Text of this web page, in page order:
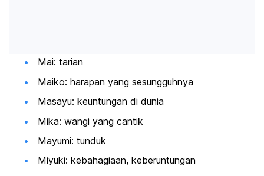
Mai: tarian
Maiko: harapan yang sesungguhnya
Masayu: keuntungan di dunia
Mika: wangi yang cantik
Mayumi: tunduk
Miyuki: kebahagiaan, keberuntungan